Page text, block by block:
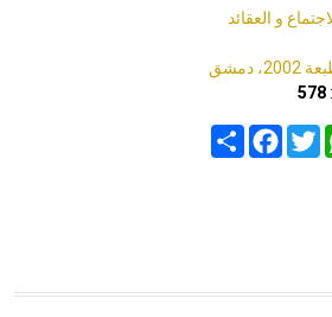
و العقائد
دمشق
578
Share
FacebookTwitter